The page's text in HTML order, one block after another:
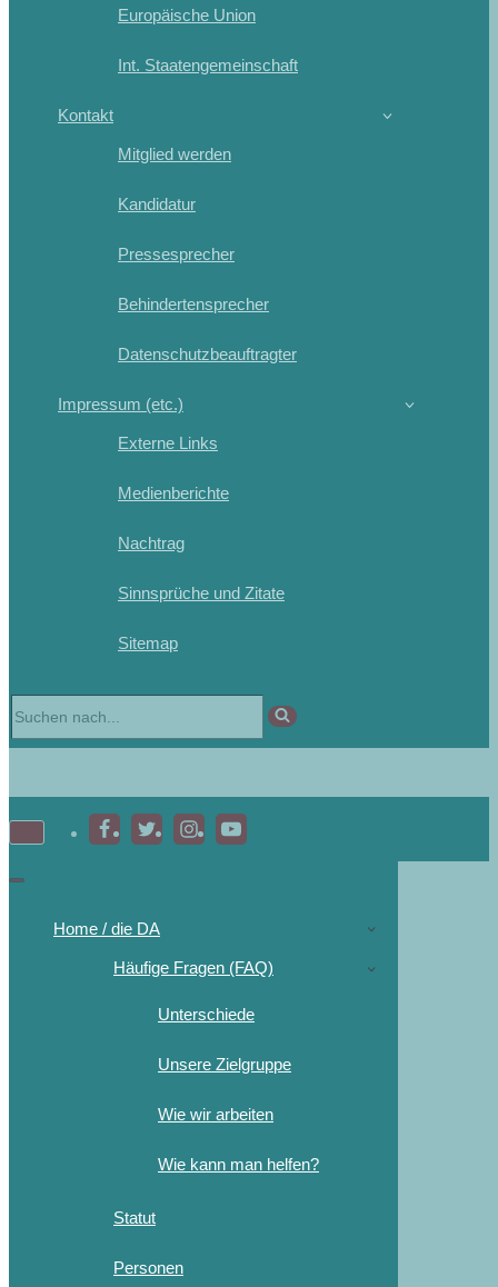
Europäische Union
Int. Staatengemeinschaft
Kontakt
Mitglied werden
Kandidatur
Pressesprecher
Behindertensprecher
Datenschutzbeauftragter
Impressum (etc.)
Externe Links
Medienberichte
Nachtrag
Sinnsprüche und Zitate
Sitemap
Home / die DA
Häufige Fragen (FAQ)
Unterschiede
Unsere Zielgruppe
Wie wir arbeiten
Wie kann man helfen?
Statut
Personen